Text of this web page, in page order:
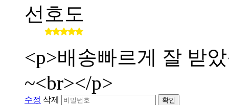
선호도
<p>배송빠르게 잘 받
~<br></p>
수정 삭제 확인